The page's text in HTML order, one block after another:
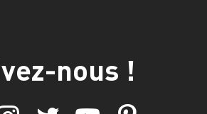
nous !